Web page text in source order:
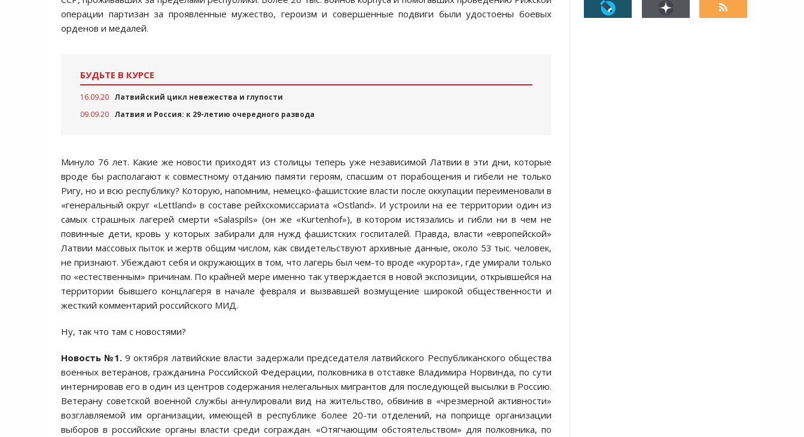
операции партизан за проявленные мужество, героизм и совершенные подвиги были удостоены боевых
орденов и медалей.
БУДЬТЕ В КУРСЕ
16.09.20 Латвийский цикл невежества и глупости
09.09.20 Латвия и Россия: к 29-летию очередного развода
Минуло 76 лет. Какие же новости приходят из столицы теперь уже независимой Латвии в эти дни, которые
вроде бы располагают к совместному отданию памяти героям, спасшим от порабощения и гибели не только
Ригу, но и всю республику? Которую, напомним, немецко-фашистские власти после оккупации переименовали в
«генеральный округ «Lettland» в составе рейхскомиссариата «Ostland». И устроили на ее территории один из
самых страшных лагерей смерти «Salaspils» (он же «Kurtenhof»), в котором истязались и гибли ни в чем не
повинные дети, кровь у которых забирали для нужд фашистских госпиталей. Правда, власти «европейской»
Латвии массовых пыток и жертв общим числом, как свидетельствуют архивные данные, около 53 тыс. человек,
не признают. Убеждают себя и окружающих в том, что лагерь был чем-то вроде «курорта», где умирали только
по «естественным» причинам. По крайней мере именно так утверждается в новой экспозиции, открывшейся на
территории бывшего концлагеря в начале февраля и вызвавшей возмущение широкой общественности и
жесткий комментарий российского МИД.
Ну, так что там с новостями?
Новость №1.9 октября латвийские власти задержали председателя латвийского Республиканского общества
военных ветеранов, гражданина Российской Федерации, полковника в отставке Владимира Норвинда, по сути
интернировав его в один из центров содержания нелегальных мигрантов для последующей высылки в Россию.
Ветерану советской военной службы аннулировали вид на жительство, обвинив в «чрезмерной активности»
возглавляемой им организации, имеющей в республике более 20-ти отделений, на поприще организации
выборов в российские органы власти среди сограждан. «Отягчающим обстоятельством» для полковника, по